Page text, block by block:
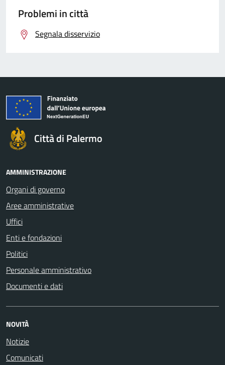
Problemi in città
Segnala disservizio
Città di Palermo
AMMINISTRAZIONE
Organi di governo
Aree amministrative
Uffici
Enti e fondazioni
Politici
Personale amministrativo
Documenti e dati
NOVITÀ
Notizie
Comunicati